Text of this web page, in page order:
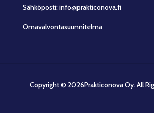
Sähköposti: info@prakticonova.fi
Omavalvontasuunnitelma
Copyright © 2026Prakticonova Oy. All